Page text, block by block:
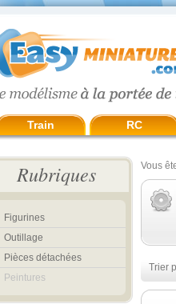
Train RC
Rubriques
Figurines
Outillage
Pièces détachées
Peintures
Vous
Trier